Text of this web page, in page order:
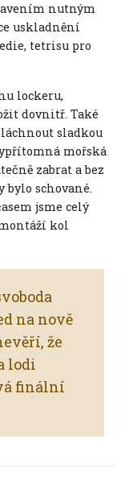
nutným
uskladnění
tetrisu pro
lockeru,
dovnitř. Také
sladkou
mořská
zabrat a bez
bylo schované.
jsme celý
kol
na nově
že
lodi
finální